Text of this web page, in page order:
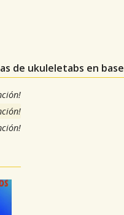
de ukuleletabs en base